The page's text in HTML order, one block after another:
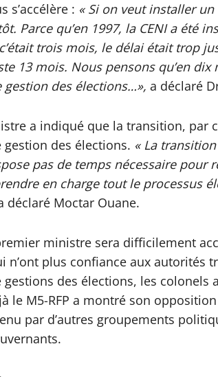
s’accélère : « Si on veut installer
Parce qu’en 1997, la CENI a été
trois mois, le délai était trop
13 mois. Nous pensons qu’en
gestion des élections…», a déclaré
a indiqué que la transition, par
gestion des élections. « La
pas de temps nécessaire pour
en charge tout le processus
déclaré Moctar Ouane.
ministre sera difficilement
n’ont plus confiance aux autorités
gestions des élections, les
le M5-RFP a montré son
par d’autres groupements